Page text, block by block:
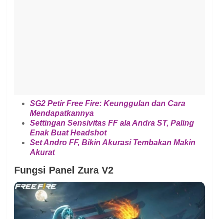
SG2 Petir Free Fire: Keunggulan dan Cara
Mendapatkannya
Settingan Sensivitas FF ala Andra ST, Paling
Enak Buat Headshot
Set Andro FF, Bikin Akurasi Tembakan Makin
Akurat
Fungsi Panel Zura V2